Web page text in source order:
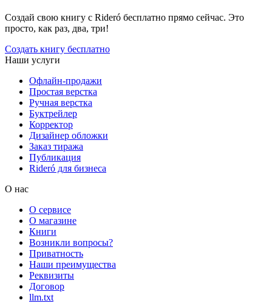
Создай свою книгу с Rideró бесплатно прямо сейчас. Это
просто, как раз, два, три!
Создать книгу бесплатно
Наши услуги
Офлайн-продажи
Простая верстка
Ручная верстка
Буктрейлер
Корректор
Дизайнер обложки
Заказ тиража
Публикация
Rideró для бизнеса
О нас
О сервисе
О магазине
Книги
Возникли вопросы?
Приватность
Наши преимущества
Реквизиты
Договор
llm.txt